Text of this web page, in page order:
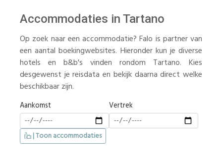
Accommodaties in Tartano
Op zoek naar een accommodatie? Falo is partner van
een aantal boekingwebsites. Hieronder kun je diverse
hotels en b&b's vinden rondom Tartano. Kies
desgewenst je reisdata en bekijk daarna direct welke
beschikbaar zijn.
Aankomst Vertrek
| Toon accommodaties